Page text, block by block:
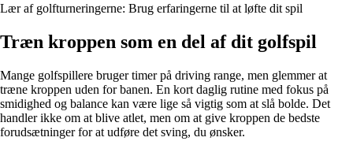
Lær af golfturneringerne: Brug erfaringerne til at løfte dit spil
Træn kroppen som en del af dit golfspil
Mange golfspillere bruger timer på driving range, men glemmer at
træne kroppen uden for banen. En kort daglig rutine med fokus på
smidighed og balance kan være lige så vigtig som at slå bolde. Det
handler ikke om at blive atlet, men om at give kroppen de bedste
forudsætninger for at udføre det sving, du ønsker.